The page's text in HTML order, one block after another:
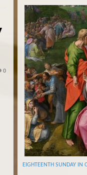
0
EIGHTEENTH SUNDAY